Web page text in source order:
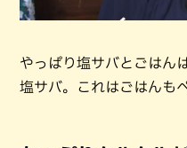
やっぱり塩サバとごはん
塩サバ。これはごはんも